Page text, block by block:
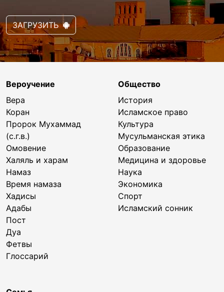
ЗАГРУЗИТЬ
Вероучение
Вера
Коран
Пророк Мухаммад
(с.г.в.)
Омовение
Халяль и харам
Намаз
Время намаза
Хадисы
Адабы
Пост
Дуа
Фетвы
Глоссарий
Общество
История
Исламское право
Культура
Мусульманская этика
Образование
Медицина и здоровье
Наука
Экономика
Спорт
Исламский сонник